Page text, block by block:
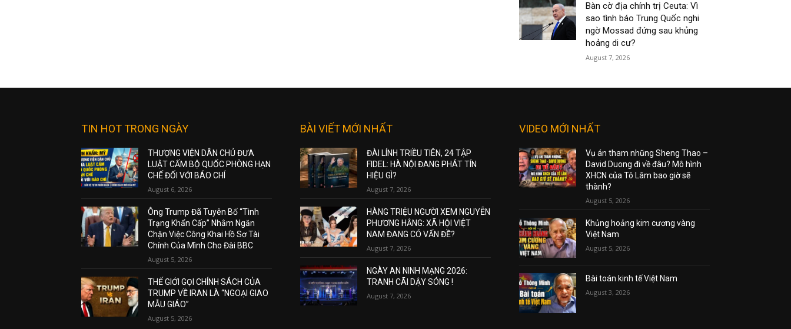
Bàn cờ địa chính trị Ceuta: Vì
sao tình báo Trung Quốc nghi
ngờ Mossad đứng sau khủng
hoảng di cư?
August 7, 2026
TIN HOT TRONG NGÀY
THƯỢNG VIỆN DÂN CHỦ ĐƯA
LUẬT CẤM BỘ QUỐC PHÒNG HẠN
CHẾ ĐỐI VỚI BÁO CHÍ
August 6, 2026
Ông Trump Đã Tuyên Bố “Tình
Trạng Khẩn Cấp” Nhằm Ngăn
Chặn Việc Công Khai Hồ Sơ Tài
Chính Của Mình Cho Đài BBC
August 5, 2026
THẾ GIỚI GỌI CHÍNH SÁCH CỦA
TRUMP VỀ IRAN LÀ “NGOẠI GIAO
MẪU GIÁO”
August 5, 2026
BÀI VIẾT MỚI NHẤT
ĐÀI LÍNH TRIỀU TIÊN, 24 TẬP
FIDEL: HÀ NỘI ĐANG PHÁT TÍN
HIỆU GÌ?
August 7, 2026
HÀNG TRIỆU NGƯỜI XEM NGUYỄN
PHƯƠNG HẰNG: XÃ HỘI VIỆT
NAM ĐANG CÓ VẤN ĐỀ?
August 7, 2026
NGÀY AN NINH MẠNG 2026:
TRANH CÃI DẬY SÓNG !
August 7, 2026
VIDEO MỚI NHẤT
Vụ án tham nhũng Sheng Thao –
David Duong đi về đâu? Mô hình
XHCN của Tô Lâm bao giờ sẽ
thành?
August 5, 2026
Khủng hoảng kim cương vàng
Việt Nam
August 5, 2026
Bài toán kinh tế Việt Nam
August 3, 2026